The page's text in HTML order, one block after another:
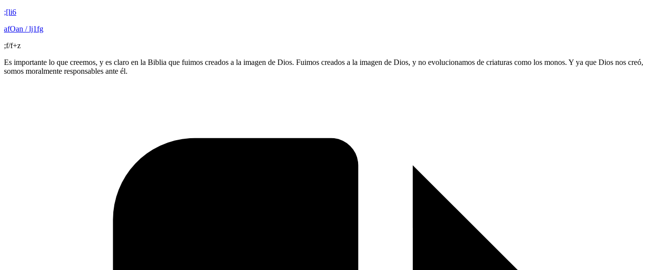
;[li6
afOan / lj1fg
;f/f+z
Es importante lo que creemos, y es claro en la Biblia que fuimos creados a la imagen de Dios. Fuimos creados a la imagen de Dios, y no evolucionamos de criaturas como los monos. Y ya que Dios nos creó,
somos moralmente responsables ante él.